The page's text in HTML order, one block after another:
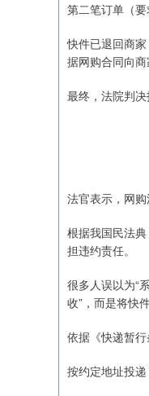
第二笔订单（要
快件已退回商
据网购合同向商
最终，法院判
法官表示，网
根据我国民法
担违约责任。
很多人误以为“
收”，而是将快
依据《快递暂
按约定地址投递